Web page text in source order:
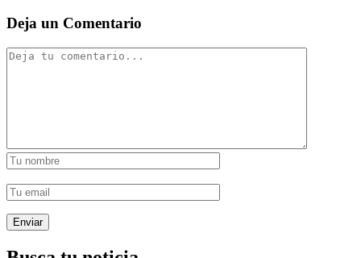
Deja un Comentario